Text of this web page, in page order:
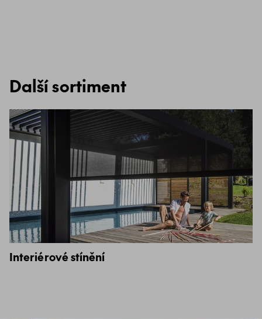
Další sortiment
Interiérové stínění